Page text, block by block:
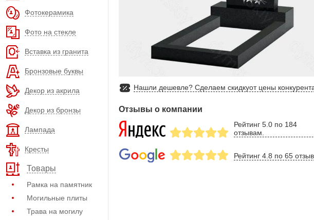
Фотокерамика
Фото на стекле
Вставка из гранита
Бронзовые буквы
Декор из акрила
Декор из бронзы
Лампада
Кресты
Товары
Рамка на памятник
Могильные плиты
Трава на могилу
Нашли дешевле? Сделаем скидкуот цены
Отзывы о компании
Рейтинг 5.0 по 184
отзывам.
Рейтинг 4.8 по 65